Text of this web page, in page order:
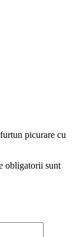
picurare cu
obligatorii sunt